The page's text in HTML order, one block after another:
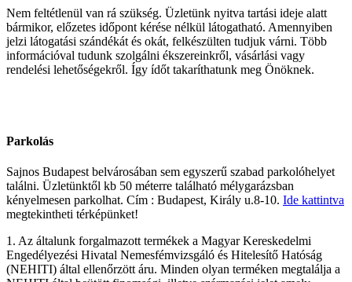
Nem feltétlenül van rá szükség. Üzletünk nyitva tartási ideje alatt
bármikor, előzetes időpont kérése nélkül látogatható. Amennyiben
jelzi látogatási szándékát és okát, felkészülten tudjuk várni. Több
információval tudunk szolgálni ékszereinkről, vásárlási vagy
rendelési lehetőségekről. Így ídőt takaríthatunk meg Önöknek.
Parkolás
Sajnos Budapest belvárosában sem egyszerű szabad parkolóhelyet
találni. Üzletünktől kb 50 méterre található mélygarázsban
kényelmesen parkolhat. Cím : Budapest, Király u.8-10. Ide kattintva
megtekintheti térképünket!
1. Az általunk forgalmazott termékek a Magyar Kereskedelmi
Engedélyezési Hivatal Nemesfémvizsgáló és Hitelesítő Hatóság
(NEHITI) által ellenőrzött áru. Minden olyan terméken megtalálja a